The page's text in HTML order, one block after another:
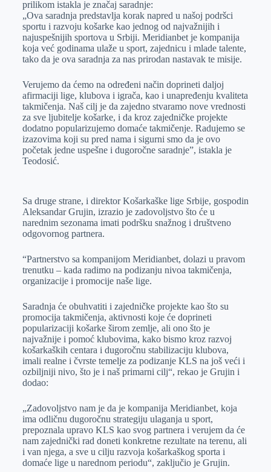
prilikom istakla je značaj saradnje:
„Ova saradnja predstavlja korak napred u našoj podršci
sportu i razvoju košarke kao jednog od najvažnijih i
najuspešnijih sportova u Srbiji. Meridianbet je kompanija
koja već godinama ulaže u sport, zajednicu i mlade talente,
tako da je ova saradnja za nas prirodan nastavak te misije.
Verujemo da ćemo na određeni način doprineti daljoj
afirmaciji lige, klubova i igrača, kao i unapređenju kvaliteta
takmičenja. Naš cilj je da zajedno stvaramo nove vrednosti
za sve ljubitelje košarke, i da kroz zajedničke projekte
dodatno popularizujemo domaće takmičenje. Radujemo se
izazovima koji su pred nama i sigurni smo da je ovo
početak jedne uspešne i dugoročne saradnje”, istakla je
Teodosić.
Sa druge strane, i direktor Košarkaške lige Srbije, gospodin
Aleksandar Grujin, izrazio je zadovoljstvo što će u
narednim sezonama imati podršku snažnog i društveno
odgovornog partnera.
“Partnerstvo sa kompanijom Meridianbet, dolazi u pravom
trenutku – kada radimo na podizanju nivoa takmičenja,
organizacije i promocije naše lige.
Saradnja će obuhvatiti i zajedničke projekte kao što su
promocija takmičenja, aktivnosti koje će doprineti
popularizaciji košarke širom zemlje, ali ono što je
najvažnije i pomoć klubovima, kako bismo kroz razvoj
košarkaških centara i dugoročnu stabilizaciju klubova,
imali realne i čvrste temelje za podizanje KLS na još veći i
ozbiljniji nivo, što je i naš primarni cilj“, rekao je Grujin i
dodao:
„Zadovoljstvo nam je da je kompanija Meridianbet, koja
ima odličnu dugoročnu strategiju ulaganja u sport,
prepoznala upravo KLS kao svog partnera i verujem da će
nam zajednički rad doneti konkretne rezultate na terenu, ali
i van njega, a sve u cilju razvoja košarkaškog sporta i
domaće lige u narednom periodu“, zaključio je Grujin.